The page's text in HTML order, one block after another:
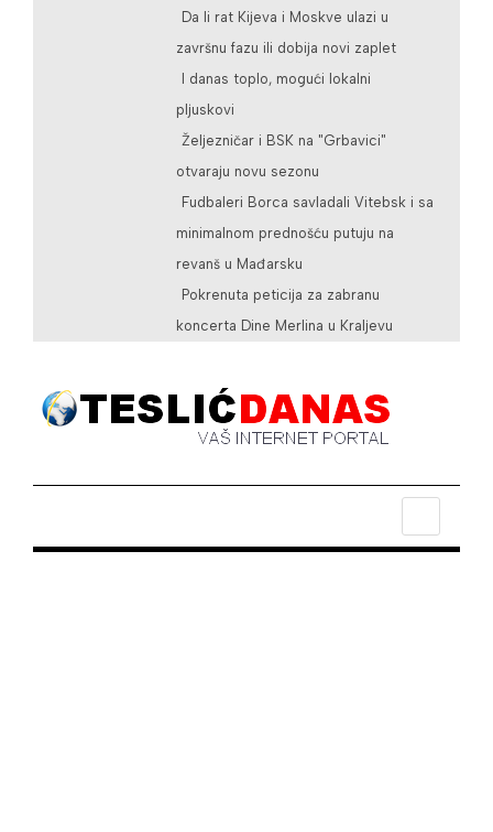
Da li rat Kijeva i Moskve ulazi u
završnu fazu ili dobija novi zaplet
I danas toplo, mogući lokalni
pljuskovi
Željezničar i BSK na "Grbavici"
otvaraju novu sezonu
Fudbaleri Borca savladali Vitebsk i sa
minimalnom prednošću putuju na
revanš u Mađarsku
Pokrenuta peticija za zabranu
koncerta Dine Merlina u Kraljevu